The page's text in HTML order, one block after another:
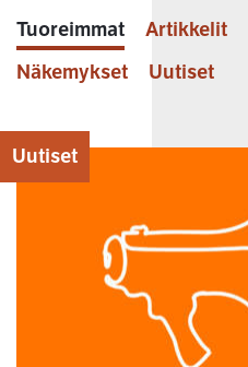
Tuoreimmat Artikkelit
Näkemykset
Uutiset
Uutiset